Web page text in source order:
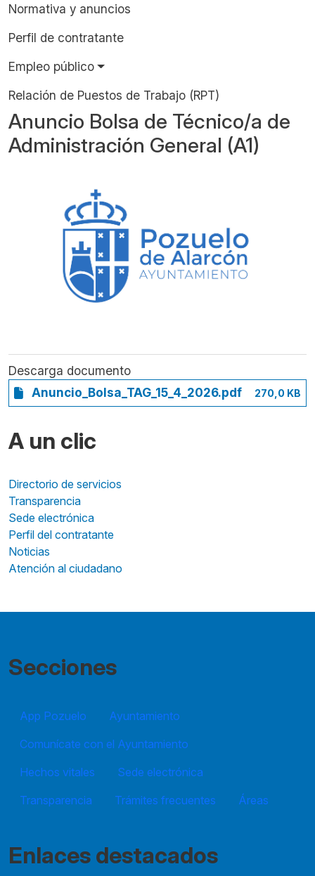
Normativa y anuncios
Perfil de contratante
Empleo público
Relación de Puestos de Trabajo (RPT)
Anuncio Bolsa de Técnico/a de
Administración General (A1)
Descarga documento
Anuncio_Bolsa_TAG_15_4_2026.pdf
270,0 KB
A un clic
Directorio de servicios
Transparencia
Sede electrónica
Perfil del contratante
Noticias
Atención al ciudadano
Secciones
App Pozuelo
Ayuntamiento
Comunícate con el Ayuntamiento
Hechos vitales
Sede electrónica
Transparencia
Trámites frecuentes Áreas
Enlaces destacados